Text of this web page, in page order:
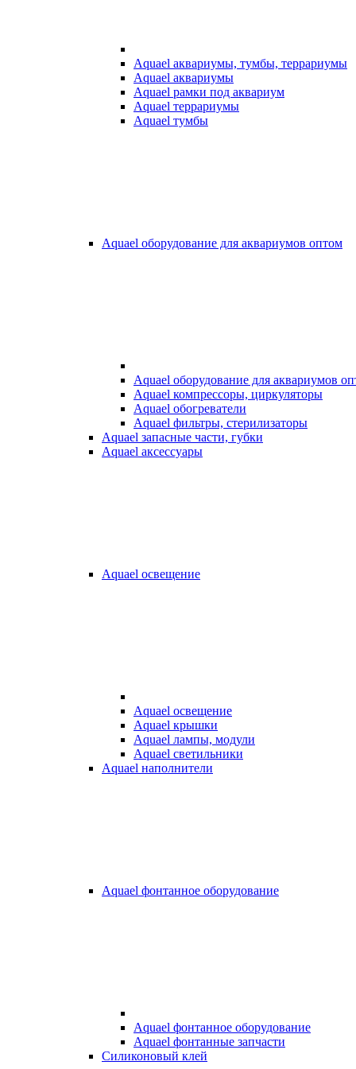
Aquael аквариумы, тумбы, террариумы
Aquael аквариумы
Aquael рамки под аквариум
Aquael террариумы
Aquael тумбы
Aquael оборудование для аквариумов оптом
Aquael оборудование для аквариумов
Aquael компрессоры, циркуляторы
Aquael обогреватели
Aquael фильтры, стерилизаторы
Aquael запасные части, губки
Aquael аксессуары
Aquael освещение
Aquael освещение
Aquael крышки
Aquael лампы, модули
Aquael светильники
Aquael наполнители
Aquael фонтанное оборудование
Aquael фонтанное оборудование
Aquael фонтанные запчасти
Силиконовый клей